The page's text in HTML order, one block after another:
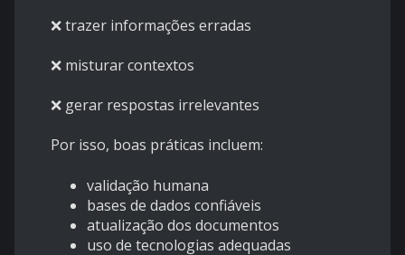
❌ trazer informações erradas
❌ misturar contextos
❌ gerar respostas irrelevantes
Por isso, boas práticas incluem:
validação humana
bases de dados confiáveis
atualização dos documentos
uso de tecnologias adequadas